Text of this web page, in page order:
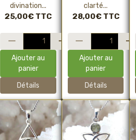
divination...
25,00€ TTC
Ajouter au
panier
Détails
clarté...
28,00€ TTC
Ajouter au
panier
Détails